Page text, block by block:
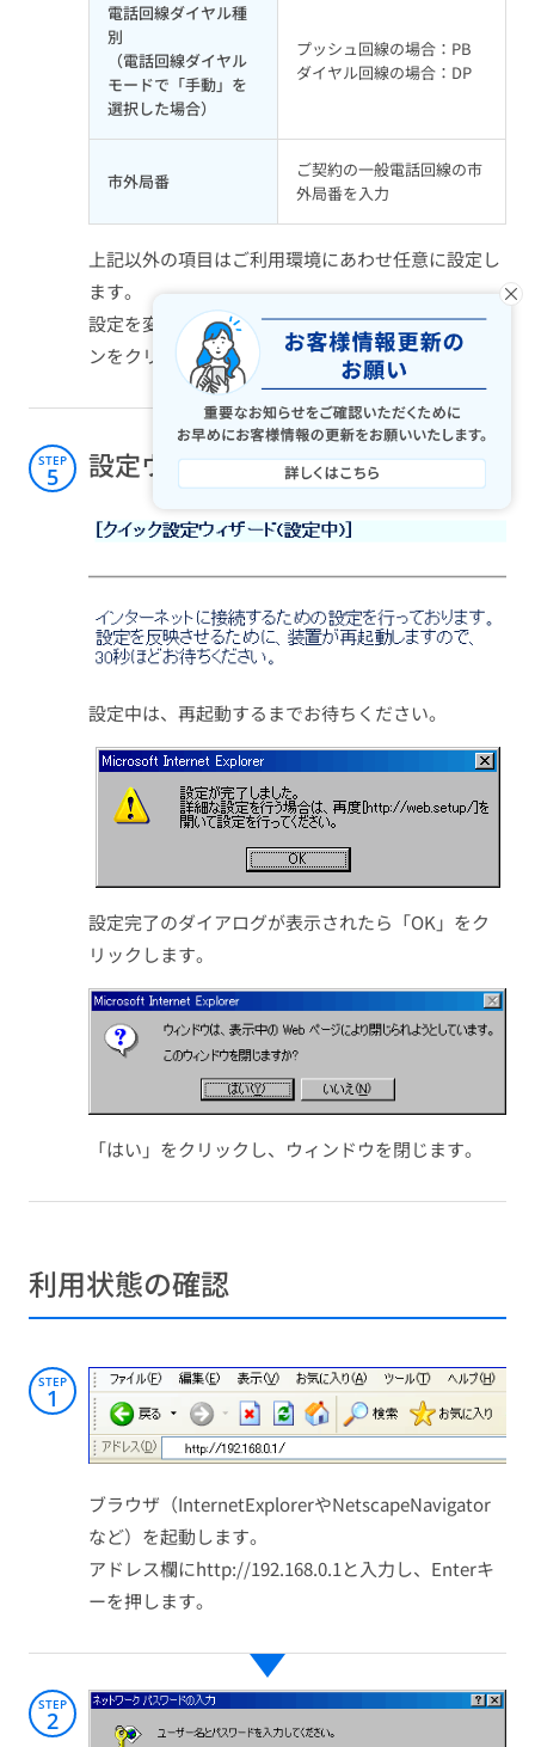
電話回線ダイヤル種
別
（電話回線ダイヤル
モードで「手動」を
選択した場合）
プッシュ回線の場合：PB
ダイヤル回線の場合：DP
市外局番
ご契約の一般電話回線の市
外局番を入力
上記以外の項目はご利用環境にあわせ任意に設定し
ます。
設定を変更した場合は、設定変更後、「設定」ボタ
ンをクリックします。
STEP
5 設定ウイザード（設定中）
設定中は、再起動するまでお待ちください。
設定完了のダイアログが表示されたら「OK」をク
リックします。
「はい」をクリックし、ウィンドウを閉じます。
利用状態の確認
STEP
1
ブラウザ（InternetExplorerやNetscapeNavigator
など）を起動します。
アドレス欄にhttp://192.168.0.1と入力し、Enterキ
ーを押します。
STEP
2
×